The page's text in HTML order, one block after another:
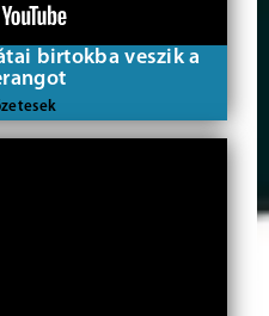
birtokba veszik a